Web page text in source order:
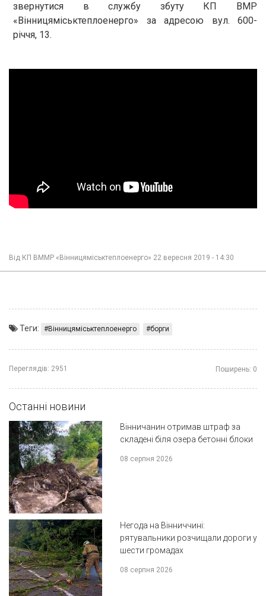
звернутися в службу збуту КП ВМР
«Вінницяміськтеплоенерго» за адресою вул. 600-
річчя, 13.
Від КП ВММР «Вінницяміськтеплоенерго» 22 вересня 2019 - 14:30
Теги: Вінницяміськтеплоенерго борги
Переглядів: 2951 Поширень: 0
Останні новини
Вінничанин отримав штраф за
складені біля озера бетонні блоки
08 серпня 2026
Негода на Вінниччині:
рятувальники розчищали дороги у
шести громадах
08 серпня 2026